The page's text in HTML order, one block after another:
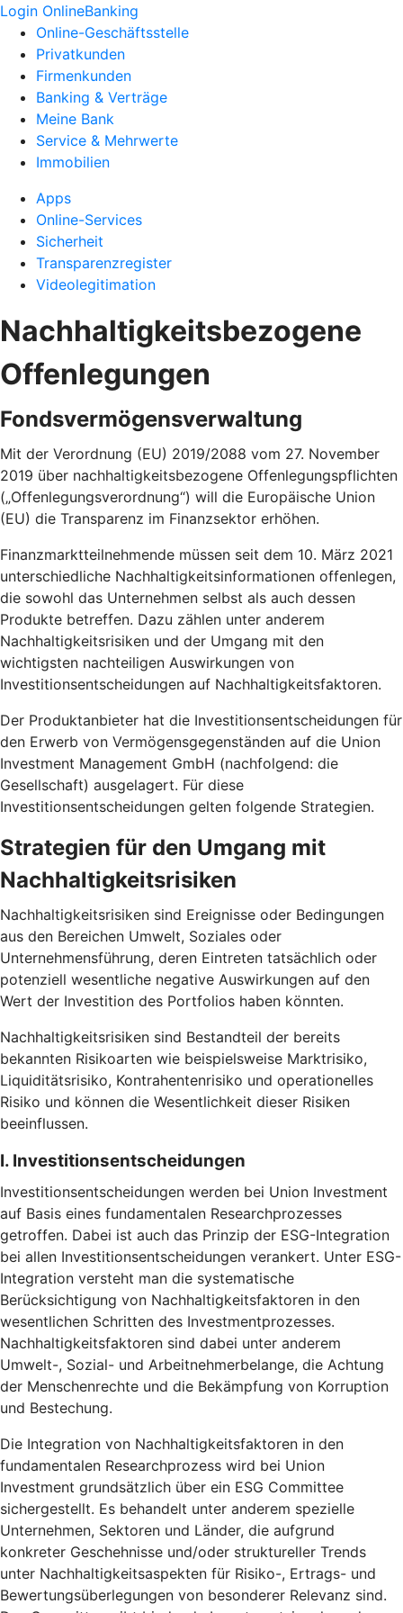
Login OnlineBanking
Online-Geschäftsstelle
Privatkunden
Firmenkunden
Banking & Verträge
Meine Bank
Service & Mehrwerte
Immobilien
Apps
Online-Services
Sicherheit
Transparenzregister
Videolegitimation
Nachhaltigkeitsbezogene
Offenlegungen
Fondsvermögensverwaltung
Mit der Verordnung (EU) 2019/2088 vom 27. November
2019 über nachhaltigkeitsbezogene Offenlegungspflichten
(„Offenlegungsverordnung“) will die Europäische Union
(EU) die Transparenz im Finanzsektor erhöhen.
Finanzmarktteilnehmende müssen seit dem 10. März 2021
unterschiedliche Nachhaltigkeitsinformationen offenlegen,
die sowohl das Unternehmen selbst als auch dessen
Produkte betreffen. Dazu zählen unter anderem
Nachhaltigkeitsrisiken und der Umgang mit den
wichtigsten nachteiligen Auswirkungen von
Investitionsentscheidungen auf Nachhaltigkeitsfaktoren.
Der Produktanbieter hat die Investitionsentscheidungen für
den Erwerb von Vermögensgegenständen auf die Union
Investment Management GmbH (nachfolgend: die
Gesellschaft) ausgelagert. Für diese
Investitionsentscheidungen gelten folgende Strategien.
Strategien für den Umgang mit
Nachhaltigkeitsrisiken
Nachhaltigkeitsrisiken sind Ereignisse oder Bedingungen
aus den Bereichen Umwelt, Soziales oder
Unternehmensführung, deren Eintreten tatsächlich oder
potenziell wesentliche negative Auswirkungen auf den
Wert der Investition des Portfolios haben könnten.
Nachhaltigkeitsrisiken sind Bestandteil der bereits
bekannten Risikoarten wie beispielsweise Marktrisiko,
Liquiditätsrisiko, Kontrahentenrisiko und operationelles
Risiko und können die Wesentlichkeit dieser Risiken
beeinflussen.
I. Investitionsentscheidungen
Investitionsentscheidungen werden bei Union Investment
auf Basis eines fundamentalen Researchprozesses
getroffen. Dabei ist auch das Prinzip der ESG-Integration
bei allen Investitionsentscheidungen verankert. Unter ESG-
Integration versteht man die systematische
Berücksichtigung von Nachhaltigkeitsfaktoren in den
wesentlichen Schritten des Investmentprozesses.
Nachhaltigkeitsfaktoren sind dabei unter anderem
Umwelt-, Sozial- und Arbeitnehmerbelange, die Achtung
der Menschenrechte und die Bekämpfung von Korruption
und Bestechung.
Die Integration von Nachhaltigkeitsfaktoren in den
fundamentalen Researchprozess wird bei Union
Investment grundsätzlich über ein ESG Committee
sichergestellt. Es behandelt unter anderem spezielle
Unternehmen, Sektoren und Länder, die aufgrund
konkreter Geschehnisse und/oder struktureller Trends
unter Nachhaltigkeitsaspekten für Risiko-, Ertrags- und
Bewertungsüberlegungen von besonderer Relevanz sind.